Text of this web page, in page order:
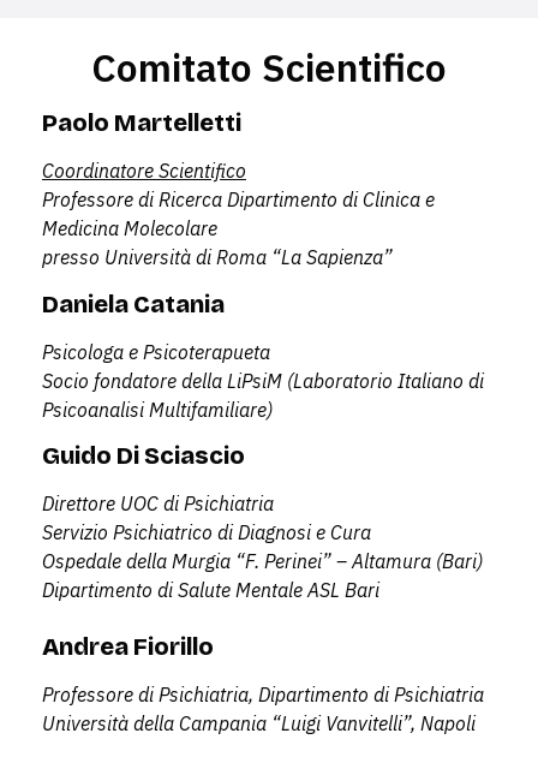
Comitato Scientifico
Paolo Martelletti
Coordinatore Scientifico
Professore di Ricerca Dipartimento di Clinica e
Medicina Molecolare
presso Università di Roma “La Sapienza”
Daniela Catania
Psicologa e Psicoterapueta
Socio fondatore della LiPsiM (Laboratorio Italiano di
Psicoanalisi Multifamiliare)
Guido Di Sciascio
Direttore UOC di Psichiatria
Servizio Psichiatrico di Diagnosi e Cura
Ospedale della Murgia “F. Perinei” – Altamura (Bari)
Dipartimento di Salute Mentale ASL Bari
Andrea Fiorillo
Professore di Psichiatria, Dipartimento di Psichiatria
Università della Campania “Luigi Vanvitelli”, Napoli